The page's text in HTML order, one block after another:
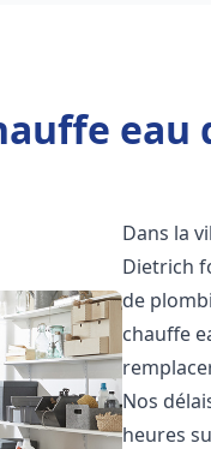
Dans la
Dietrich
de
chauffe
Nos
heures